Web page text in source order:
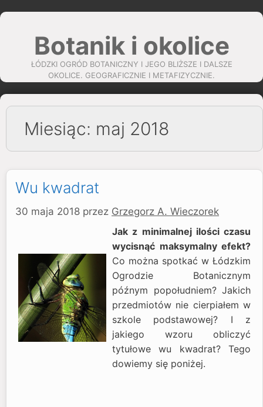
Przejdź
Botanik i okolice
ŁÓDZKI OGRÓD BOTANICZNY I JEGO BLIŻSZE I DALSZE
OKOLICE. GEOGRAFICZNIE I METAFIZYCZNIE.
Miesiąc: maj 2018
Wu kwadrat
30 maja 2018 przez Grzegorz A. Wieczorek
Jak z minimalnej ilości czasu
wycisnąć maksymalny efekt?
Co można spotkać w Łódzkim
Ogrodzie Botanicznym
późnym popołudniem? Jakich
przedmiotów nie cierpiałem w
szkole podstawowej? I z
jakiego wzoru obliczyć
tytułowe wu kwadrat? Tego
dowiemy się poniżej.